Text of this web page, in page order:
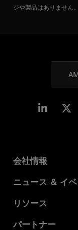
ジや製品はありません。
会社情報
AMD について
企業責任
ニュース ＆ イ
ニュースルーム
メディア ライブラ
リソース
デベロッパー セ
パートナー